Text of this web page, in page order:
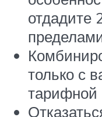
отдадите
только с
тарифной